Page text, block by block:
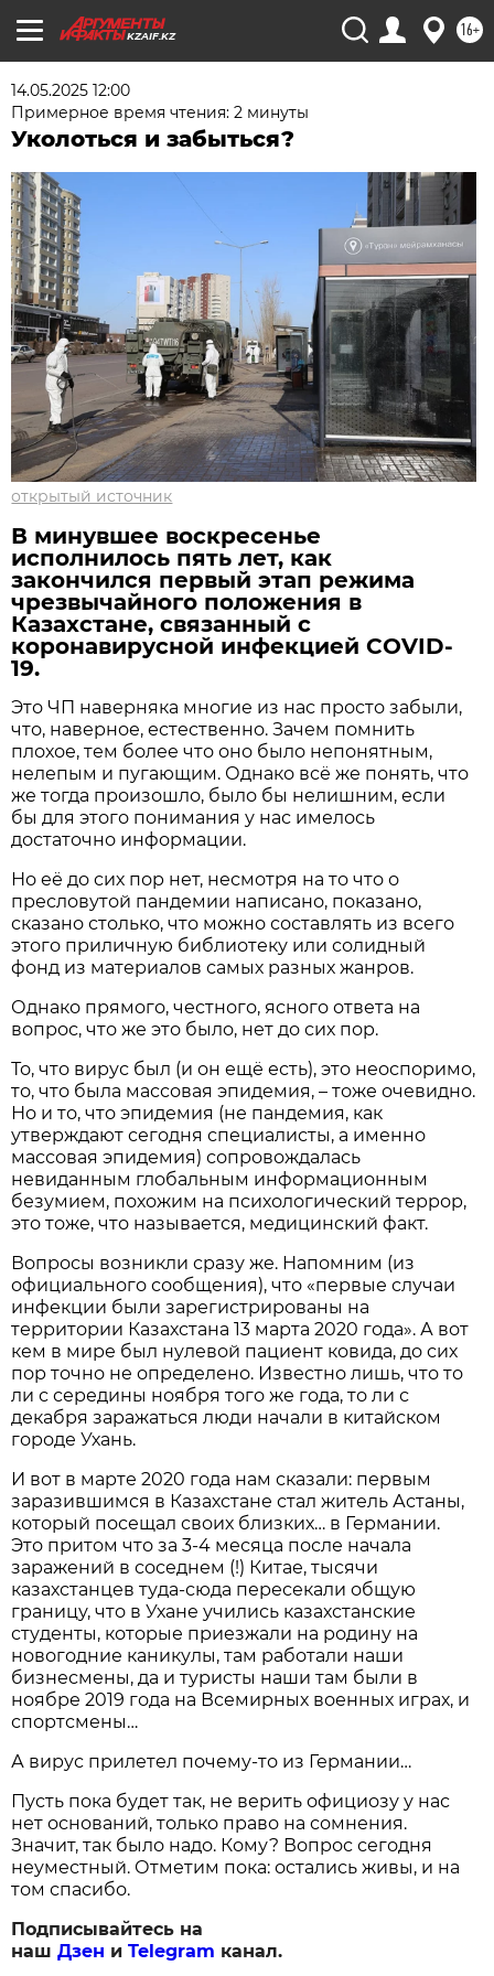
KZAIF.KZ 16+
14.05.2025 12:00
Примерное время чтения: 2 минуты
Уколоться и забыться?
открытый источник
В минувшее воскресенье
исполнилось пять лет, как
закончился первый этап режима
чрезвычайного положения в
Казахстане, связанный с
коронавирусной инфекцией COVID-
19.
Это ЧП наверняка многие из нас просто забыли,
что, наверное, естественно. Зачем помнить
плохое, тем более что оно было непонятным,
нелепым и пугающим. Однако всё же понять, что
же тогда произошло, было бы нелишним, если
бы для этого понимания у нас имелось
достаточно информации.
Но её до сих пор нет, несмотря на то что о
пресловутой пандемии написано, показано,
сказано столько, что можно составлять из всего
этого приличную библиотеку или солидный
фонд из материалов самых разных жанров.
Однако прямого, честного, ясного ответа на
вопрос, что же это было, нет до сих пор.
То, что вирус был (и он ещё есть), это неоспоримо,
то, что была массовая эпидемия, – тоже очевидно.
Но и то, что эпидемия (не пандемия, как
утверждают сегодня специалисты, а именно
массовая эпидемия) сопровождалась
невиданным глобальным информационным
безумием, похожим на психологический террор,
это тоже, что называется, медицинский факт.
Вопросы возникли сразу же. Напомним (из
официального сообщения), что «первые случаи
инфекции были зарегистрированы на
территории Казахстана 13 марта 2020 года». А вот
кем в мире был нулевой пациент ковида, до сих
пор точно не определено. Известно лишь, что то
ли с середины ноября того же года, то ли с
декабря заражаться люди начали в китайском
городе Ухань.
И вот в марте 2020 года нам сказали: первым
заразившимся в Казахстане стал житель Астаны,
который посещал своих близких… в Германии.
Это притом что за 3-4 месяца после начала
заражений в соседнем (!) Китае, тысячи
казахстанцев туда-сюда пересекали общую
границу, что в Ухане учились казахстанские
студенты, которые приезжали на родину на
новогодние каникулы, там работали наши
бизнесмены, да и туристы наши там были в
ноябре 2019 года на Всемирных военных играх, и
спортсмены…
А вирус прилетел почему-то из Германии…
Пусть пока будет так, не верить официозу у нас
нет оснований, только право на сомнения.
Значит, так было надо. Кому? Вопрос сегодня
неуместный. Отметим пока: остались живы, и на
том спасибо.
Подписывайтесь на
нашДзен иTelegram канал.